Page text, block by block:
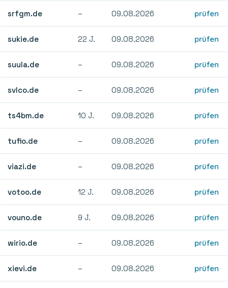
srfgm.de – 09.08.2026 prüfen
sukie.de 22 J. 09.08.2026 prüfen
suula.de – 09.08.2026 prüfen
svlco.de – 09.08.2026 prüfen
ts4bm.de 10 J. 09.08.2026 prüfen
tufio.de – 09.08.2026 prüfen
viazi.de – 09.08.2026 prüfen
votoo.de 12 J. 09.08.2026 prüfen
vouno.de 9 J. 09.08.2026 prüfen
wirio.de – 09.08.2026 prüfen
xievi.de – 09.08.2026 prüfen